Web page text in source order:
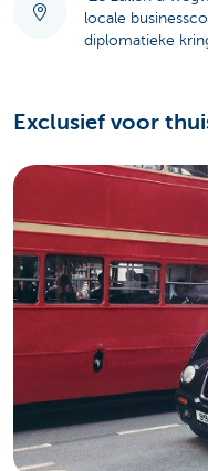
locale
diplomatieke
Exclusief voor